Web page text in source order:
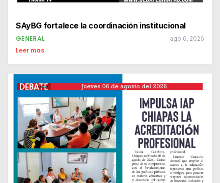
SAyBG fortalece la coordinación institucional
GENERAL ago 6, 2026
Leer mas